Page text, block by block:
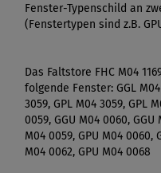
Fenster-Typenschild an
(Fenstertypen sind z.B.
Das Faltstore FHC M04
folgende Fenster: GGL
3059, GPL M04 3059, GPL
0059, GGU M04 0060, GGU
M04 0059, GPU M04 0060,
M04 0062, GPU M04 0068